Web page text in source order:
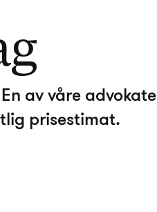
av våre